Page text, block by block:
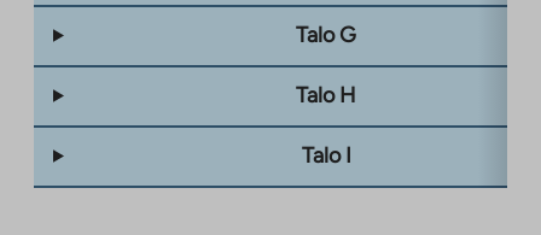
Talo G
Talo H
Talo I